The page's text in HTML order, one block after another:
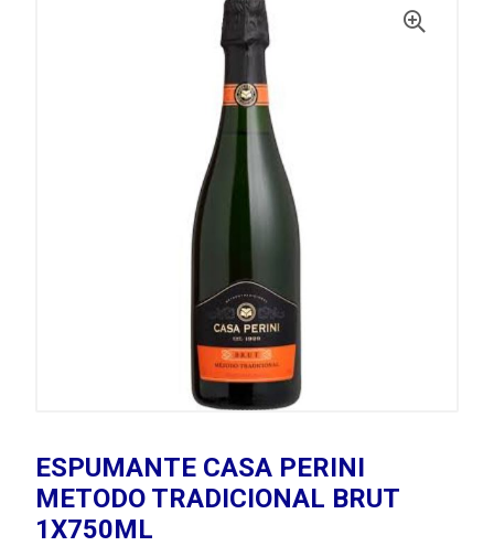
ESPUMANTE CASA PERINI
METODO TRADICIONAL BRUT
1X750ML